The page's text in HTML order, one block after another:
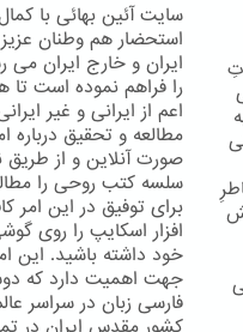
سایت آئین بهائی با
استحضار هم وطنان
ایران و خارج ایران می
را فراهم نموده است تا
اعم از ایرانی و غیر
مطالعه و تحقیق درباره
صورت آنلاین و از طریق
سلسه کتب روحی را
برای توفیق در این امر
افزار اسکایپ را روی
خود داشته باشید. این
جهت اهمیت دارد که
فارسی زبان در سراسر